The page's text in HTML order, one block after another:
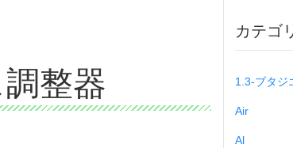
整器
カテゴ
1.3-ブタジ
Air
Al